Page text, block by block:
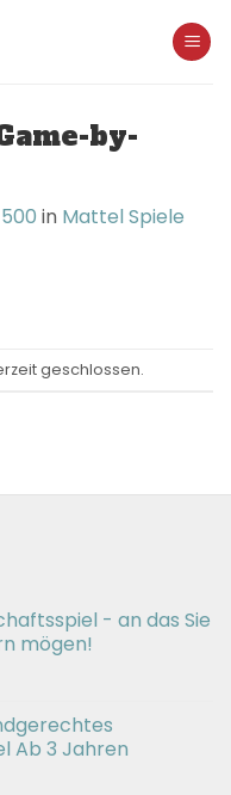
by-
in Mattel Spiele
geschlossen.
- an das Sie
mögen!
Ab 3 Jahren